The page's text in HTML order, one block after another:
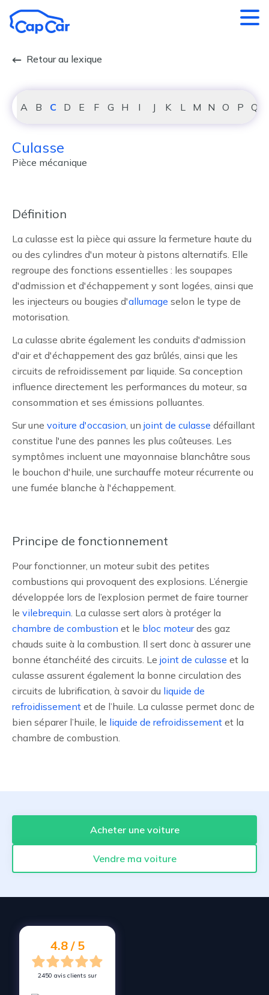
Retour au lexique
A B C D E F G H I J K L M N O P Q
Culasse
Pièce mécanique
Définition
La culasse est la pièce qui assure la fermeture haute du
ou des cylindres d'un moteur à pistons alternatifs. Elle
regroupe des fonctions essentielles : les soupapes
d'admission et d'échappement y sont logées, ainsi que
les injecteurs ou bougies d'allumage selon le type de
motorisation.
La culasse abrite également les conduits d'admission
d'air et d'échappement des gaz brûlés, ainsi que les
circuits de refroidissement par liquide. Sa conception
influence directement les performances du moteur, sa
consommation et ses émissions polluantes.
Sur une voiture d'occasion, un joint de culasse défaillant
constitue l'une des pannes les plus coûteuses. Les
symptômes incluent une mayonnaise blanchâtre sous
le bouchon d'huile, une surchauffe moteur récurrente ou
une fumée blanche à l'échappement.
Principe de fonctionnement
Pour fonctionner, un moteur subit des petites
combustions qui provoquent des explosions. L’énergie
développée lors de l’explosion permet de faire tourner
le vilebrequin. La culasse sert alors à protéger la
chambre de combustion et le bloc moteurdes gaz
chauds suite à la combustion. Il sert donc à assurer une
bonne étanchéité des circuits. Le joint de culasse et la
culasse assurent également la bonne circulation des
circuits de lubrification, à savoir du liquide de
refroidissement et de l’huile. La culasse permet donc de
bien séparer l’huile, le liquide de refroidissement et la
chambre de combustion.
Acheter une voiture
Vendre ma voiture
4.8 / 5
2450 avis clients sur